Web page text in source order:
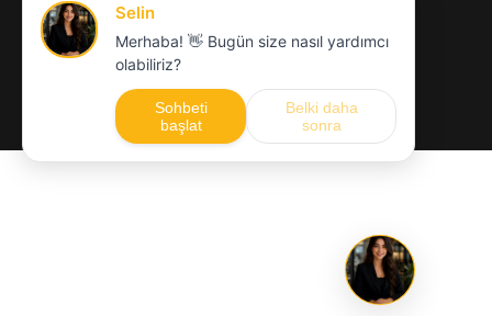
© 2012-2026 MCW A PREMIUM DİJİTAL AJANS
MCWKARIYERKVKK GIZLILIK POLITIKASI